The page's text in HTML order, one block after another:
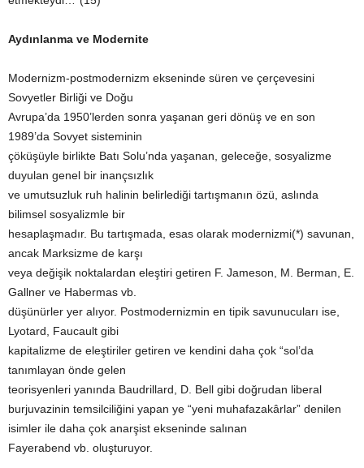
Aydınlanma ve Modernite
Modernizm-postmodernizm ekseninde süren ve çerçevesini
Sovyetler Birliği ve Doğu
Avrupa’da 1950’lerden sonra yaşanan geri dönüş ve en son
1989’da Sovyet sisteminin
çöküşüyle birlikte Batı Solu’nda yaşanan, geleceğe, sosyalizme
duyulan genel bir inançsızlık
ve umutsuzluk ruh halinin belirlediği tartışmanın özü, aslında
bilimsel sosyalizmle bir
hesaplaşmadır. Bu tartışmada, esas olarak modernizmi(*) savunan,
ancak Marksizme de karşı
veya değişik noktalardan eleştiri getiren F. Jameson, M. Berman, E.
Gallner ve Habermas vb.
düşünürler yer alıyor. Postmodernizmin en tipik savunucuları ise,
Lyotard, Faucault gibi
kapitalizme de eleştiriler getiren ve kendini daha çok “sol’da
tanımlayan önde gelen
teorisyenleri yanında Baudrillard, D. Bell gibi doğrudan liberal
burjuvazinin temsilciliğini yapan ye “yeni muhafazakârlar” denilen
isimler ile daha çok anarşist ekseninde salınan
Fayerabend vb. oluşturuyor.